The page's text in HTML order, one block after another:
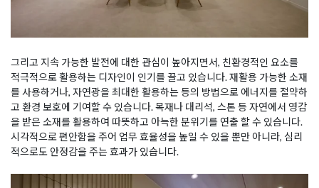
그리고 지속 가능한 발전에 대한 관심이 높아지면서, 친환경적인 요소를
적극적으로 활용하는 디자인이 인기를 끌고 있습니다. 재활용 가능한 소재
를 사용하거나, 자연광을 최대한 활용하는 등의 방법으로 에너지를 절약하
고 환경 보호에 기여할 수 있습니다. 목재나 대리석, 스톤 등 자연에서 영감
을 받은 소재를 활용하여 따뜻하고 아늑한 분위기를 연출 할 수 있습니다.
시각적으로 편안함을 주어 업무 효율성을 높일 수 있을 뿐만 아니라, 심리
적으로도 안정감을 주는 효과가 있습니다.